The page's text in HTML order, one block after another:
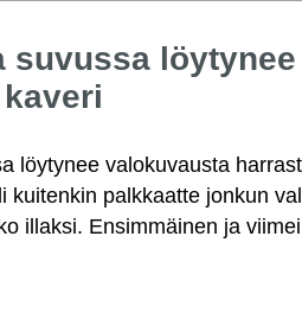
suvussa
löytynee valokuvausta
kuitenkin palkkaatte jonkun
illaksi. Ensimmäinen ja